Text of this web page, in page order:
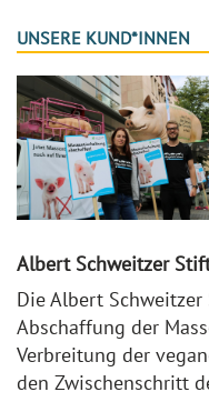
UNSERE KUND*INNEN
Albert Schweitzer
Die Albert
Abschaffung der
Verbreitung der
den Zwischenschritt